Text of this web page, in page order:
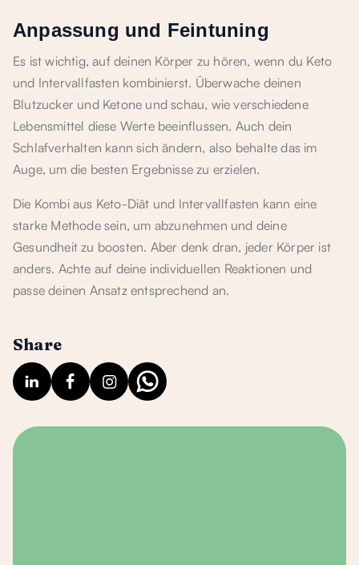
Anpassung und Feintuning
Es ist wichtig, auf deinen Körper zu hören, wenn du Keto
und Intervallfasten kombinierst. Überwache deinen
Blutzucker und Ketone und schau, wie verschiedene
Lebensmittel diese Werte beeinflussen. Auch dein
Schlafverhalten kann sich ändern, also behalte das im
Auge, um die besten Ergebnisse zu erzielen.
Die Kombi aus Keto-Diät und Intervallfasten kann eine
starke Methode sein, um abzunehmen und deine
Gesundheit zu boosten. Aber denk dran, jeder Körper ist
anders. Achte auf deine individuellen Reaktionen und
passe deinen Ansatz entsprechend an.
Share